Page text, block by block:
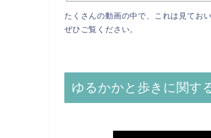
たくさんの動画の中で、これは見てお
ぜひご覧ください。
ゆるかかと歩きに関す